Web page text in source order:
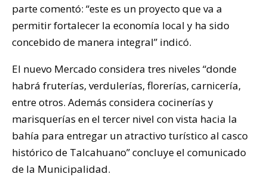
parte comentó: “este es un proyecto que va a
permitir fortalecer la economía local y ha sido
concebido de manera integral” indicó.
El nuevo Mercado considera tres niveles “donde
habrá fruterías, verdulerías, florerías, carnicería,
entre otros. Además considera cocinerías y
marisquerías en el tercer nivel con vista hacia la
bahía para entregar un atractivo turístico al casco
histórico de Talcahuano” concluye el comunicado
de la Municipalidad.